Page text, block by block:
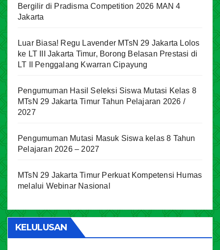
Bergilir di Pradisma Competition 2026 MAN 4
Jakarta
Luar Biasa! Regu Lavender MTsN 29 Jakarta Lolos
ke LT III Jakarta Timur, Borong Belasan Prestasi di
LT II Penggalang Kwarran Cipayung
Pengumuman Hasil Seleksi Siswa Mutasi Kelas 8
MTsN 29 Jakarta Timur Tahun Pelajaran 2026 /
2027
Pengumuman Mutasi Masuk Siswa kelas 8 Tahun
Pelajaran 2026 – 2027
MTsN 29 Jakarta Timur Perkuat Kompetensi Humas
melalui Webinar Nasional
KELULUSAN